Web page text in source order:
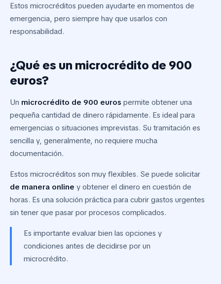
Estos microcréditos pueden ayudarte en momentos de
emergencia, pero siempre hay que usarlos con
responsabilidad.
¿Qué es un microcrédito de 900
euros?
Un microcrédito de 900 euros permite obtener una
pequeña cantidad de dinero rápidamente. Es ideal para
emergencias o situaciones imprevistas. Su tramitación es
sencilla y, generalmente, no requiere mucha
documentación.
Estos microcréditos son muy flexibles. Se puede solicitar
de manera online y obtener el dinero en cuestión de
horas. Es una solución práctica para cubrir gastos urgentes
sin tener que pasar por procesos complicados.
Es importante evaluar bien las opciones y
condiciones antes de decidirse por un
microcrédito.